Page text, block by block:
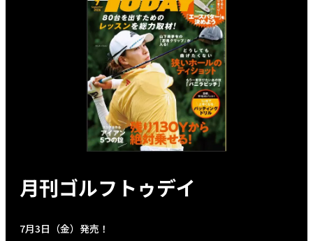
月刊ゴルフトゥデイ
7月3日（金）発売！